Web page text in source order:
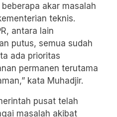
akar masalah
teknis.
antara lain
putus, semua sudah
ada prioritas
permanen terutama
kata Muhadjir.
pusat telah
masalah akibat